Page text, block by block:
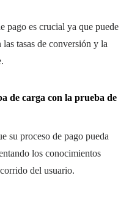
pago es crucial ya que puede
tasas de conversión y la
de carga con la prueba de
su proceso de pago pueda
los conocimientos
del usuario.